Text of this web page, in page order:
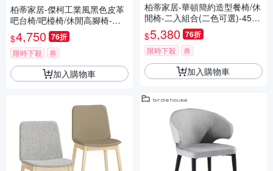
柏蒂家居-傑柯工業風黑色皮革
吧台椅/吧檯椅/休閒高腳椅-二
入組合-41x51x104cm
$4,750 76折
限時下殺 券
加入購物車
柏蒂家居-華頓簡約造型餐椅/休
閒椅-二入組合(二色可選)-45x4
7x85cm
$5,380 76折
限時下殺 券
加入購物車